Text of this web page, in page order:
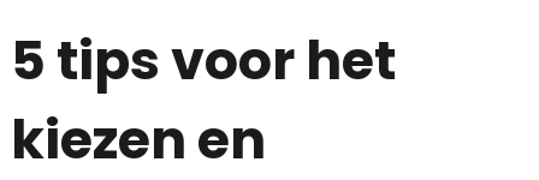
5 tips voor het
kiezen en